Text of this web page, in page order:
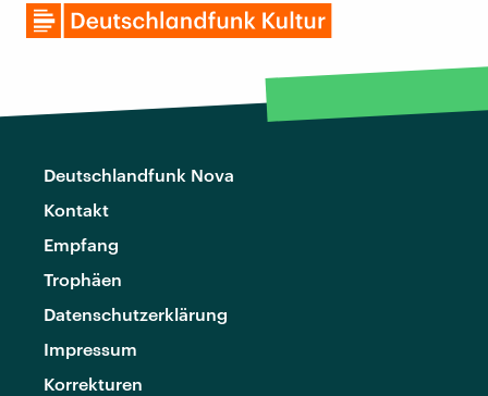
Deutschlandfunk Nova
Kontakt
Empfang
Trophäen
Datenschutzerklärung
Impressum
Korrekturen